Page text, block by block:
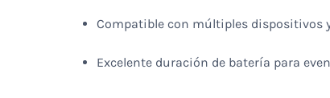
Compatible con múltiples dispositivos
Excelente duración de batería para